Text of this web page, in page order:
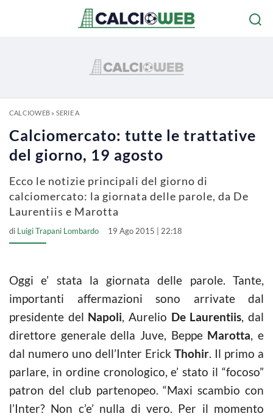
CALCIOWEB» SERIE A
Calciomercato: tutte le trattative
del giorno, 19 agosto
Ecco le notizie principali del giorno di
calciomercato: la giornata delle parole, da De
Laurentiis e Marotta
di Luigi Trapani Lombardo 19 Ago 2015 | 22:18
Oggi e’ stata la giornata delle parole. Tante,
importanti affermazioni sono arrivate dal
presidente del Napoli, Aurelio De Laurentiis, dal
direttore generale della Juve, Beppe Marotta, e
dal numero uno dell’Inter Erick Thohir. Il primo a
parlare, in ordine cronologico, e’ stato il “focoso”
patron del club partenopeo. “Maxi scambio con
l’Inter? Non c’e’ nulla di vero. Per il momento